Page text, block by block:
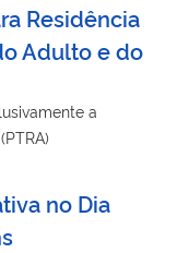
Residência
Adulto e do
a
no Dia